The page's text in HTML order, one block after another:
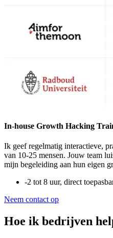
In-house Growth Hacking
Ik geef regelmatig interactieve,
van 10-25 mensen. Jouw team
mijn begeleiding aan hun eigen
-2 tot 8 uur, direct
Neem contact op
Hoe ik bedrijven